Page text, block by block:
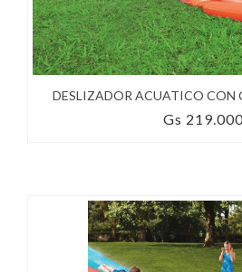
DESLIZADOR ACUATICO CON
Gs